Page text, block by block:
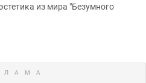
из мира "Безумного